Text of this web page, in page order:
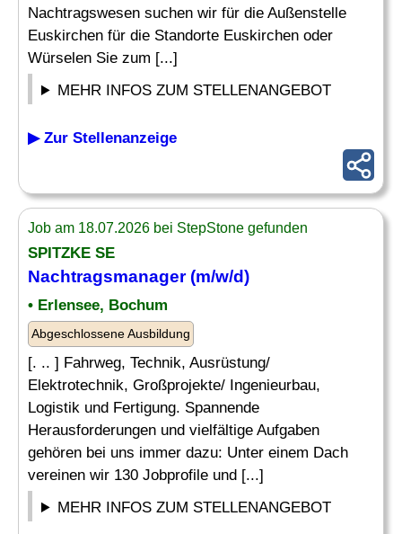
Nachtragswesen suchen wir für die Außenstelle
Euskirchen für die Standorte Euskirchen oder
Würselen Sie zum [...]
MEHR INFOS ZUM STELLENANGEBOT
▶ Zur Stellenanzeige
Job am 18.07.2026 bei StepStone gefunden
SPITZKE SE
Nachtragsmanager(m/w/d)
• Erlensee, Bochum
Abgeschlossene Ausbildung
[. .. ] Fahrweg, Technik, Ausrüstung/
Elektrotechnik, Großprojekte/ Ingenieurbau,
Logistik und Fertigung. Spannende
Herausforderungen und vielfältige Aufgaben
gehören bei uns immer dazu: Unter einem Dach
vereinen wir 130 Jobprofile und [...]
MEHR INFOS ZUM STELLENANGEBOT